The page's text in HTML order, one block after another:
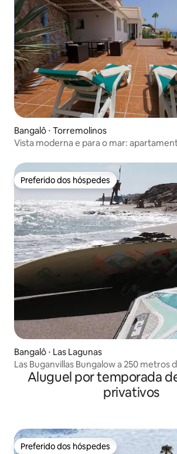
Bangalô ⋅ Torremolinos
Vista moderna e para o mar:
Preferido dos hóspedes
Preferido dos hóspedes
Bangalô ⋅ Las Lagunas
Las Buganvillas Bungalow a 250 metros
Aluguel por temporada
privativos
Preferido dos hóspedes
Preferido dos hóspedes